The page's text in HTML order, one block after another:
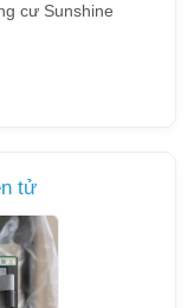
cư Sunshine
tử